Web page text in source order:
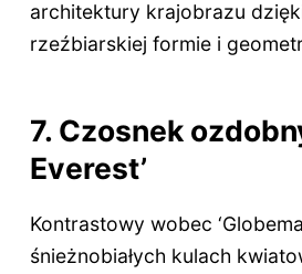
architektury krajobrazu
rzeźbiarskiej formie i
7. Czosnek
Everest’
Kontrastowy wobec
śnieżnobiałych kulach